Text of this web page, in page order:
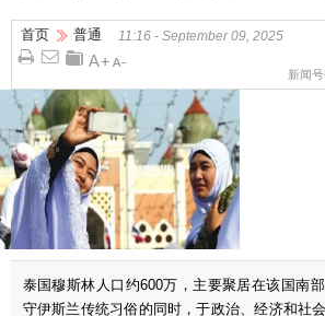
首页 普通 11:16 - September 09, 2025
新闻
泰国穆斯林人口约600万，主要聚居在该国南
守伊斯兰传统习俗的同时，于政治、经济和社